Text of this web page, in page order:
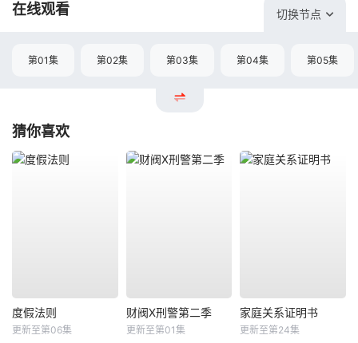
在线观看 切换节点
第01集 第02集 第03集 第04集 第05集
猜你喜欢
度假法则
更新至第06集
财阀X刑警第二季
更新至第01集
家庭关系证明书
更新至第24集